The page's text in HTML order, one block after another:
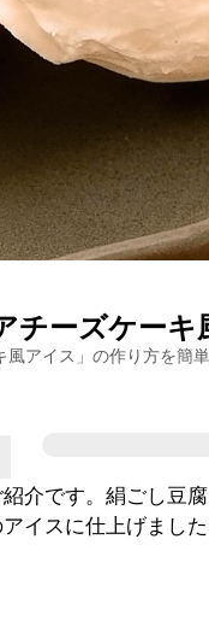
チーズケーキ
風アイス 」の作り方を簡
介です。絹ごし豆
イスに仕上げまし